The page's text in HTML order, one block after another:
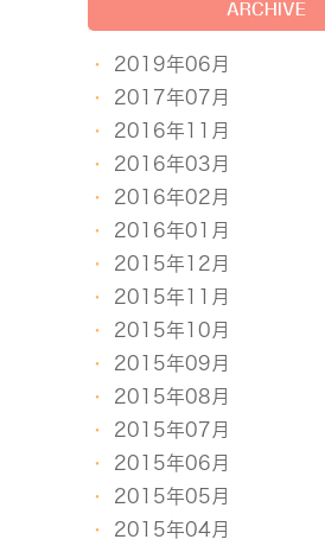
ARCHIVE
2019年06月
2017年07月
2016年11月
2016年03月
2016年02月
2016年01月
2015年12月
2015年11月
2015年10月
2015年09月
2015年08月
2015年07月
2015年06月
2015年05月
2015年04月